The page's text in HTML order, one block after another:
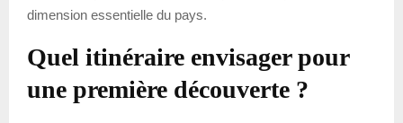
dimension essentielle du pays.
Quel itinéraire envisager pour
une première découverte ?